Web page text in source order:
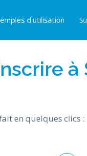
d'utilisation
à
en quelques clics :